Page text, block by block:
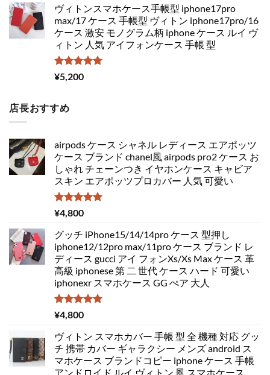
ヴィトンスマホケース手帳型 iphone17pro
max/17 ケース 手帳型 ヴィトン iphone17pro/16
ケース 激安 モノグラム柄 iphone ケース ルイ ヴ
ィトン 人気 アイフォンケース 手帳 型
5段階中
5.00
¥5,200
店長おすすめ
airpods ケース シャネル レディース エアポッツ
ケース ブランド chanel風 airpods pro2 ケース お
しゃれ チェーンつき イヤホンケース キャビア
スキン エアポッツプロカバー 人気 可愛い
5段階中
5.00
¥4,800
グッチ iPhone15/14/14pro ケース 型押し
iphone12/12pro max/11pro ケース ブランド レ
ディース gucci アイ フォンXs/Xs Max ケース 革
高級 iphonese 第 二 世代 ケース ハード 可愛い
iphonexr スマホケース GG ぺア 大人
5段階中
5.00
¥4,800
ヴィトン スマホカバー 手帳 型 全 機種 対応 グッ
チ 携帯 カバー ギャラクシー メンズ android ス
マホケース ブランドコピー iphone ケース 手帳
アンドロイド ルイ ヴィトン 風 スマホケース